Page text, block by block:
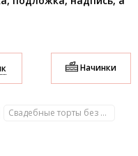
Начинки
Свадебные торты без мастики